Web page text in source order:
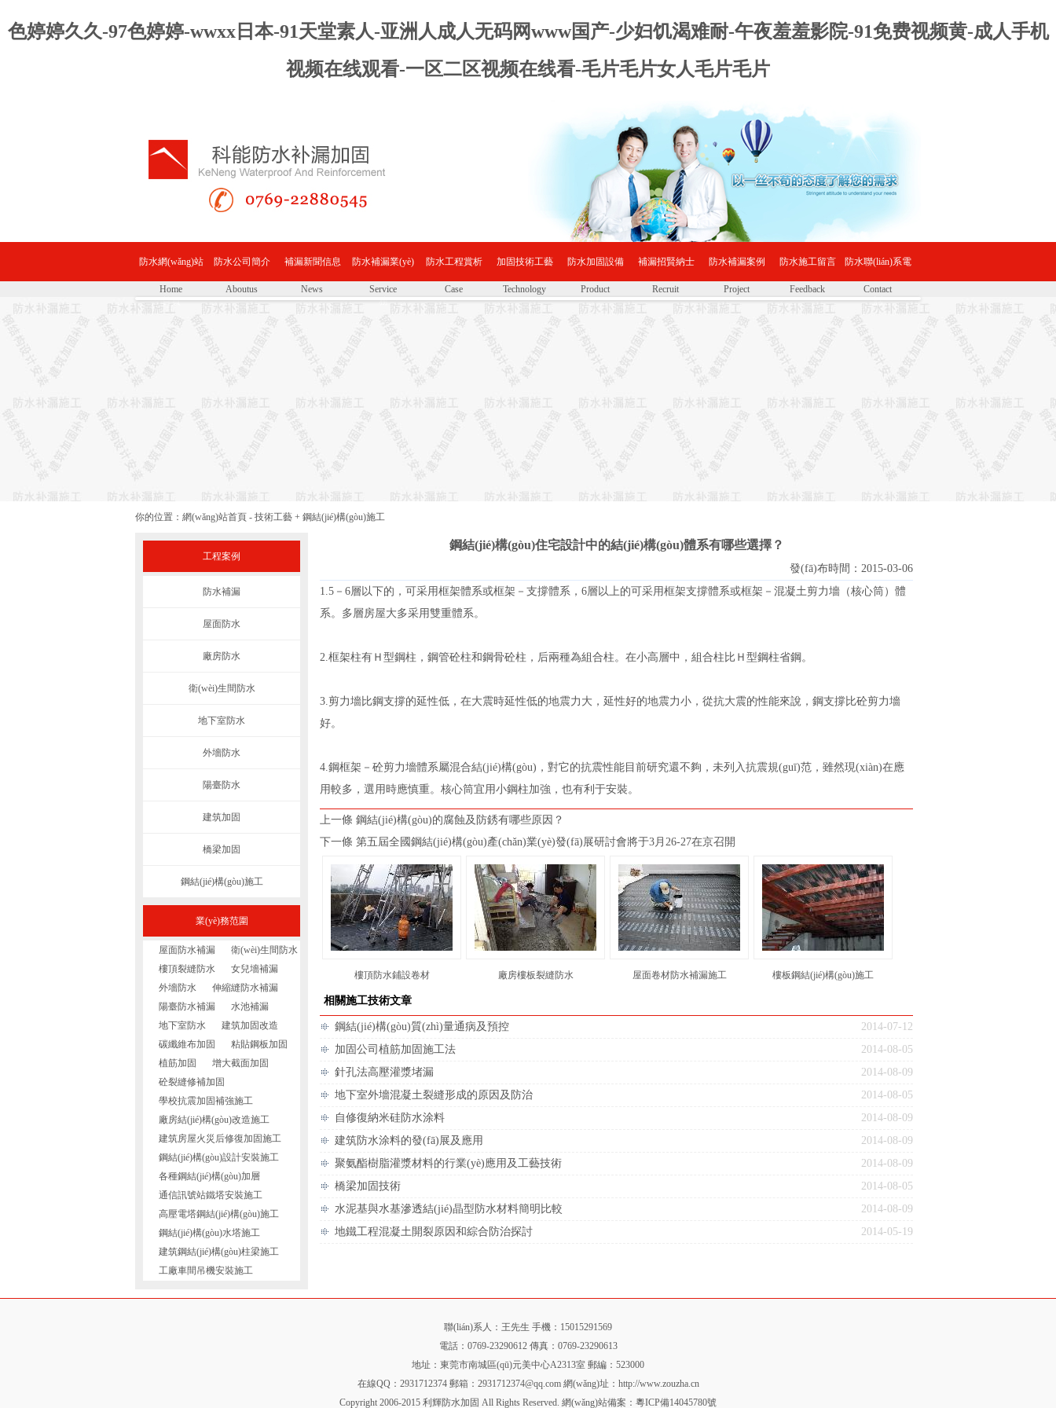
色婷婷久久-97色婷婷-wwxx日本-91天堂素人-亚洲人成人无码网www国产-少妇饥渴难耐-午夜羞羞影院-91免费视频黄-成人手机
视频在线观看-一区二区视频在线看-毛片毛片女人毛片毛片
防水網(wǎng)站
首頁
防水公司簡介 補漏新聞信息 防水補漏業(yè)
務
防水工程賞析 加固技術工藝 防水加固設備 補漏招賢納士 防水補漏案例 防水施工留言 防水聯(lián)系電
話
Home Aboutus News Service Case Technology Product Recruit Project Feedback Contact
你的位置： 網(wǎng)站首頁 - 技術工藝 + 鋼結(jié)構(gòu)施工
工程案例
防水補漏
屋面防水
廠房防水
衛(wèi)生間防水
地下室防水
外墻防水
陽臺防水
建筑加固
橋梁加固
鋼結(jié)構(gòu)施工
業(yè)務范圍
屋面防水補漏
衛(wèi)生間防水
樓頂裂縫防水
女兒墻補漏
外墻防水
伸縮縫防水補漏
陽臺防水補漏
水池補漏
地下室防水
建筑加固改造
碳纖維布加固
粘貼鋼板加固
植筋加固
增大截面加固
砼裂縫修補加固
學校抗震加固補強施工
廠房結(jié)構(gòu)改造施工
建筑房屋火災后修復加固施工
鋼結(jié)構(gòu)設計安裝施工
各種鋼結(jié)構(gòu)加層
通信訊號站鐵塔安裝施工
高壓電塔鋼結(jié)構(gòu)施工
鋼結(jié)構(gòu)水塔施工
建筑鋼結(jié)構(gòu)柱梁施工
工廠車間吊機安裝施工
鋼結(jié)構(gòu)住宅設計中的結(jié)構(gòu)體系有哪些選擇？
發(fā)布時間：2015-03-06
1.5－6層以下的，可采用框架體系或框架－支撐體系，6層以上的可采用框架支撐體系或框架－混凝土剪力墻（核心筒）體
系。多層房屋大多采用雙重體系。
2.框架柱有Ｈ型鋼柱，鋼管砼柱和鋼骨砼柱，后兩種為組合柱。在小高層中，組合柱比Ｈ型鋼柱省鋼。
3.剪力墻比鋼支撐的延性低，在大震時延性低的地震力大，延性好的地震力小，從抗大震的性能來說，鋼支撐比砼剪力墻
好。
4.鋼框架－砼剪力墻體系屬混合結(jié)構(gòu)，對它的抗震性能目前研究還不夠，未列入抗震規(guī)范，雖然現(xiàn)在應
用較多，選用時應慎重。核心筒宜用小鋼柱加強，也有利于安裝。
上一條 鋼結(jié)構(gòu)的腐蝕及防銹有哪些原因？
下一條 第五屆全國鋼結(jié)構(gòu)產(chǎn)業(yè)發(fā)展研討會將于3月26-27在京召開
樓頂防水鋪設卷材 廠房樓板裂縫防水 屋面卷材防水補漏施工 樓板鋼結(jié)構(gòu)施工
相關施工技術文章
2014-07-12
鋼結(jié)構(gòu)質(zhì)量通病及預控
2014-08-05
加固公司植筋加固施工法
2014-08-09
針孔法高壓灌漿堵漏
2014-08-05
地下室外墻混凝土裂縫形成的原因及防治
2014-08-09
自修復納米硅防水涂料
2014-08-09
建筑防水涂料的發(fā)展及應用
2014-08-09
聚氨酯樹脂灌漿材料的行業(yè)應用及工藝技術
2014-08-05
橋梁加固技術
2014-08-09
水泥基與水基滲透結(jié)晶型防水材料簡明比較
2014-05-19
地鐵工程混凝土開裂原因和綜合防治探討
聯(lián)系人：王先生 手機：15015291569
電話：0769-23290612 傳真：0769-23290613
地址：東莞市南城區(qū)元美中心A2313室 郵編：523000
在線QQ：2931712374 郵箱：2931712374@qq.com 網(wǎng)址： http://www.zouzha.cn
Copyright 2006-2015 利輝防水加固 All Rights Reserved. 網(wǎng)站備案： 粵ICP備14045780號